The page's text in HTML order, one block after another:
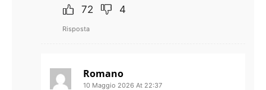
72 4
Risposta
Romano
10 Maggio 2026 At 22:37